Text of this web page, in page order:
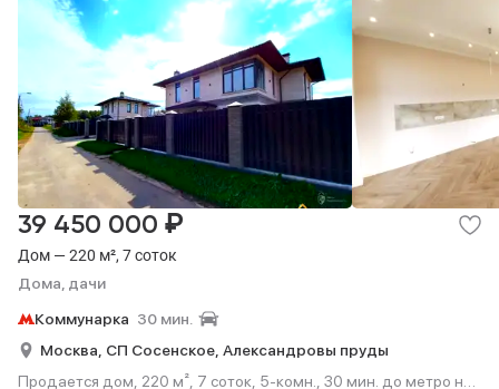
Дом — 220 м², 7 соток
Дома, дачи
39 450 000 ₽
Коммунарка 30 мин.
Москва, СП Сосенское, Александровы пруды
Продается дом, 220 м², 7 соток, 5-комн., 30 мин. до метро на